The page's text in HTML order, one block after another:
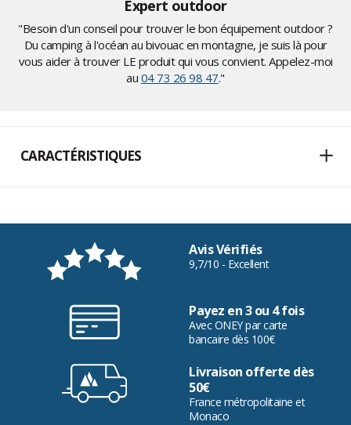
Expert outdoor
"Besoin d'un conseil pour trouver le bon équipement outdoor ?
Du camping à l'océan au bivouac en montagne, je suis là pour
vous aider à trouver LE produit qui vous convient. Appelez-moi
au 04 73 26 98 47."
CARACTÉRISTIQUES
Avis Vérifiés
9,7/10 - Excellent
Payez en 3 ou 4 fois
Avec ONEY par carte
bancaire dès 100€
Livraison offerte dès
50€
France métropolitaine et
Monaco